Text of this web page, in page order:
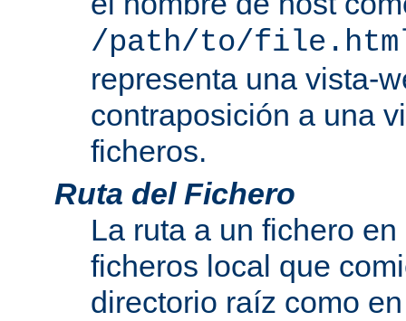
/path/to/
representa una vista-
contraposición a una
ficheros.
Ruta del Fichero
La ruta a un fichero
ficheros local que
directorio raíz como en